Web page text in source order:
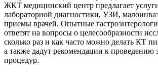
ЖКТ медицинский центр предлагает
лабораторной диагностики, УЗИ,
приемы врачей. Опытные
ответят на вопросы о целесообразности
сколько раз и как часто можно делать КТ
а также дадут рекомендации к проведению
процедур.